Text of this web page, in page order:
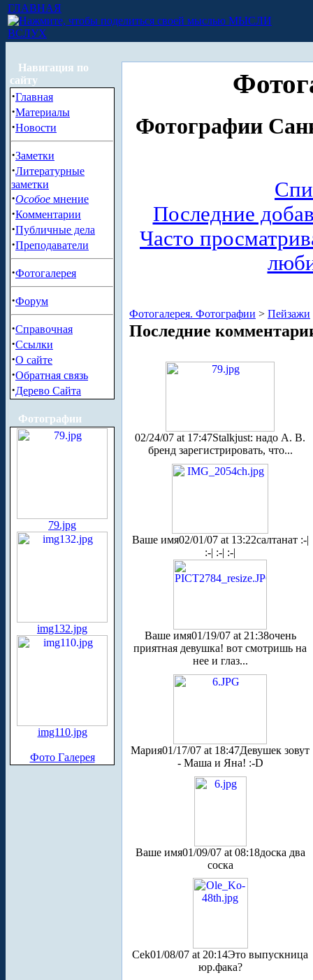
ГЛАВНАЯ
МЫСЛИ
ВСЛУХ
Навигация по
сайту
·Главная
·Материалы
·Новости
·Заметки
·Литературные
заметки
·Особое мнение
·Комментарии
·Публичные дела
·Преподаватели
·Фотогалерея
·Форум
·Справочная
·Ссылки
·О сайте
·Обратная связь
·Дерево Сайта
Фотографии
79.jpg
img132.jpg
img110.jpg
Фото Галерея
Фотографии
Последние
Часто
Фотогалерея. Фотографии > Пейзажи
Последние
02/24/07 at 17:47Stalkjust: надо А. В.
бренд зарегистрировать, что...
Ваше имя02/01/07 at 13:22салтанат :-|
:-| :-| :-|
Ваше имя01/19/07 at 21:38очень
приятная девушка! вот смотришь на
нее и глаз...
Мария01/17/07 at 18:47Девушек зовут
- Маша и Яна! :-D
Ваше имя01/09/07 at 08:18доска два
соска
Cek01/08/07 at 20:14Это выпускница
юр.фака?